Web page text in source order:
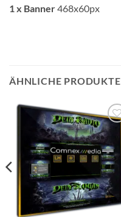
1 x Banner468x60px
ÄHNLICHE PRODUKTE
Auf die
Wunschliste
setzen